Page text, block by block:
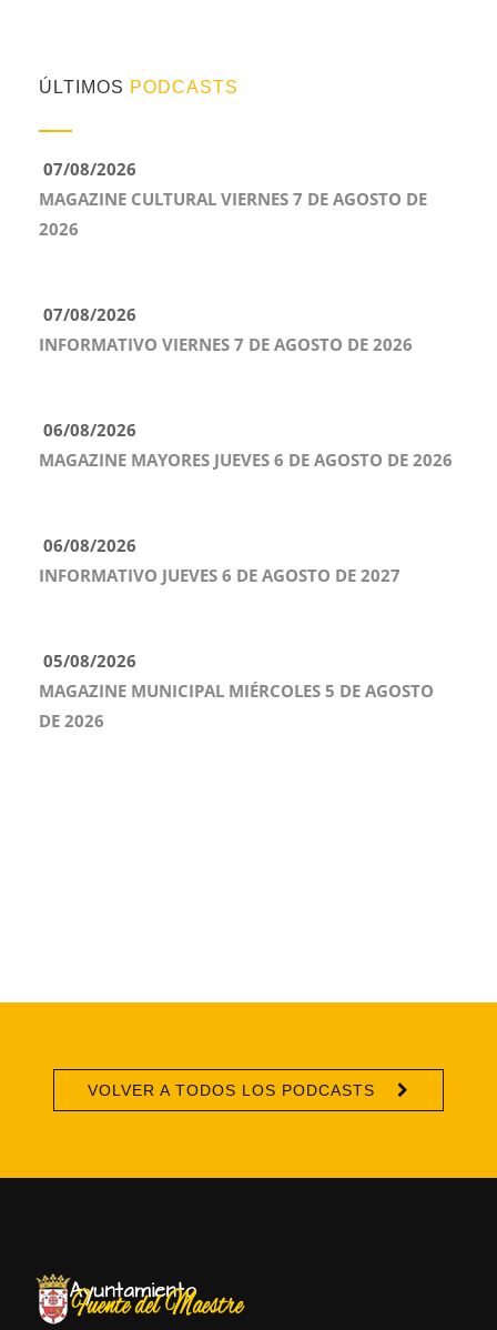
ÚLTIMOS PODCASTS
07/08/2026
MAGAZINE CULTURAL VIERNES 7 DE AGOSTO DE
2026
07/08/2026
INFORMATIVO VIERNES 7 DE AGOSTO DE 2026
06/08/2026
MAGAZINE MAYORES JUEVES 6 DE AGOSTO DE 2026
06/08/2026
INFORMATIVO JUEVES 6 DE AGOSTO DE 2027
05/08/2026
MAGAZINE MUNICIPAL MIÉRCOLES 5 DE AGOSTO
DE 2026
VOLVER A TODOS LOS PODCASTS